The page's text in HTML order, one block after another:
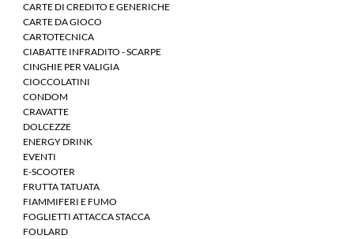
CARTE DI CREDITO E GENERICHE
CARTE DA GIOCO
CARTOTECNICA
CIABATTE INFRADITO - SCARPE
CINGHIE PER VALIGIA
CIOCCOLATINI
CONDOM
CRAVATTE
DOLCEZZE
ENERGY DRINK
EVENTI
E-SCOOTER
FRUTTA TATUATA
FIAMMIFERI E FUMO
FOGLIETTI ATTACCA STACCA
FOULARD